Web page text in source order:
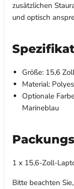
zusätzlichen
und optisch
Größe: 15,6 Zoll
Material:
Optionale
Marineblau
1 x 15,6-Zoll-
Bitte beachten